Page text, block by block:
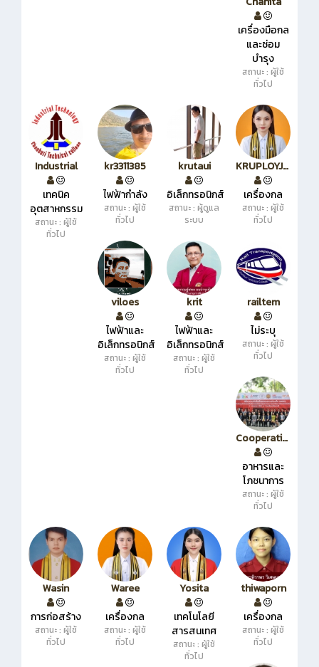
เครื่องมือกล
และซ่อม
บำรุง
สถานะ : ผู้ใช้
ทั่วไป
Industrial
เทคนิค
อุตสาหกรรม
สถานะ : ผู้ใช้
ทั่วไป
kr3311385
ไฟฟ้ากำลัง
สถานะ : ผู้ใช้
ทั่วไป
krutaui
อิเล็กทรอนิกส์
สถานะ : ผู้ดูแล
ระบบ
KRUPLOYJAI
เครื่องกล
สถานะ : ผู้ใช้
ทั่วไป
viloes
ไฟฟ้าและ
อิเล็กทรอนิกส์
สถานะ : ผู้ใช้
ทั่วไป
krit
ไฟฟ้าและ
อิเล็กทรอนิกส์
สถานะ : ผู้ใช้
ทั่วไป
railtem
ไม่ระบุ
สถานะ : ผู้ใช้
ทั่วไป
Cooperation
อาหารและ
โภชนาการ
สถานะ : ผู้ใช้
ทั่วไป
Wasin
การก่อสร้าง
สถานะ : ผู้ใช้
ทั่วไป
Waree
เครื่องกล
สถานะ : ผู้ใช้
ทั่วไป
Yosita
เทคโนโลยี
สารสนเทศ
สถานะ : ผู้ใช้
ทั่วไป
thiwaporn
เครื่องกล
สถานะ : ผู้ใช้
ทั่วไป